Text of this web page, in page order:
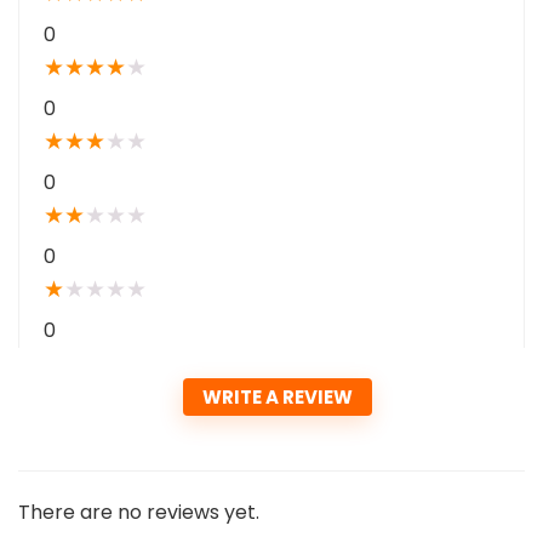
0
★★★★★
0
★★★★ ★
0
★★★ ★ ★
0
★★ ★ ★ ★
0
WRITE A REVIEW
There are no reviews yet.